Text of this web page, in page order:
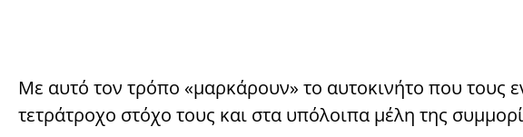
Με αυτό τον τρόπο «μαρκάρουν» το αυτοκινήτο που τους
τετράτροχο στόχο τους και στα υπόλοιπα μέλη της